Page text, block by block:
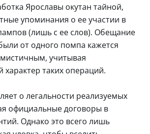
Ярославы окутан тайной,
упоминания о ее участии в
(лишь с ее слов). Обещание
от одного помпа кажется
учитывая
характер таких операций.
о легальности реализуемых
официальные договоры в
Однако это всего лишь